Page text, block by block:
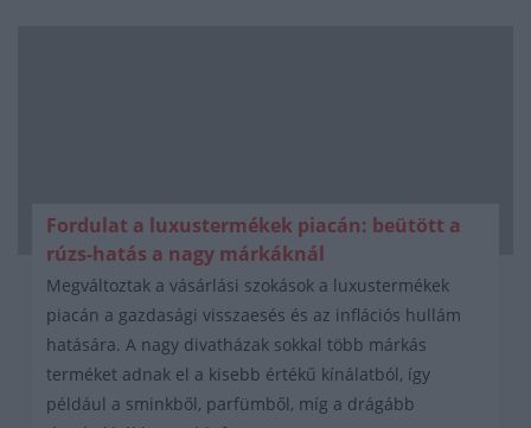
Fordulat a luxustermékek piacán: beütött a
rúzs-hatás a nagy márkáknál
Megváltoztak a vásárlási szokások a luxustermékek
piacán a gazdasági visszaesés és az inflációs hullám
hatására. A nagy divatházak sokkal több márkás
terméket adnak el a kisebb értékű kínálatból, így
például a sminkből, parfümből, míg a drágább